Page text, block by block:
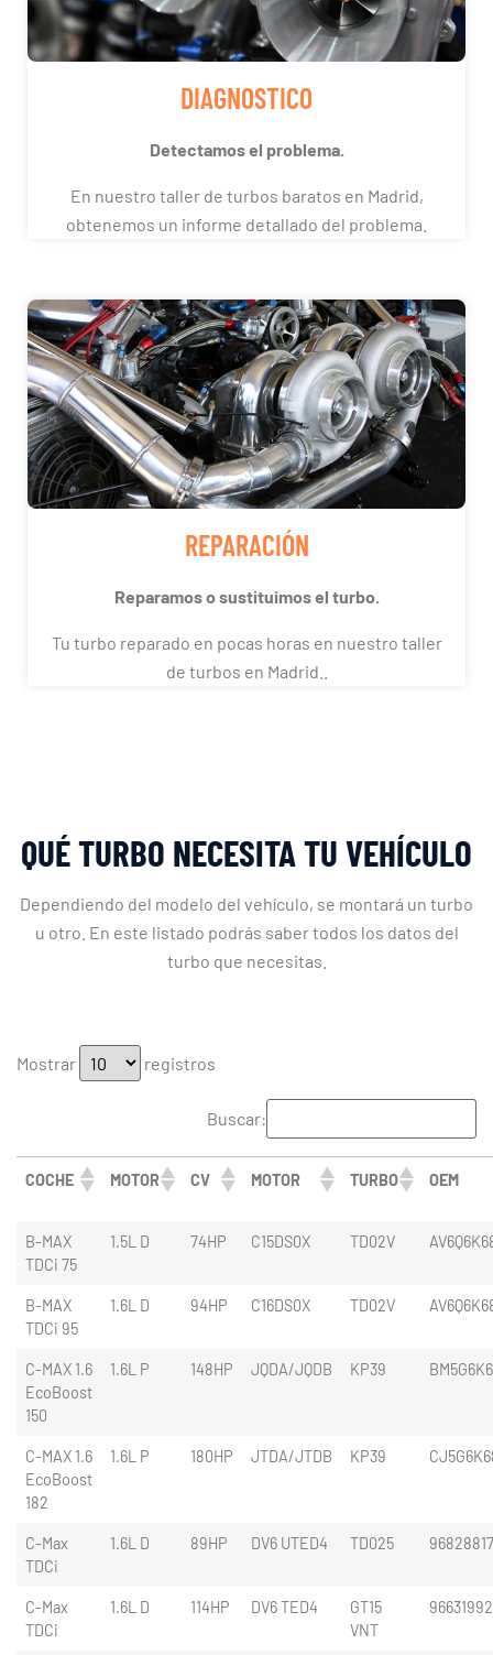
DIAGNOSTICO
Detectamos el problema.
En nuestro taller de turbos baratos en Madrid,
obtenemos un informe detallado del problema.
REPARACIÓN
Reparamos o sustituimos el turbo.
Tu turbo reparado en pocas horas en nuestro taller
de turbos en Madrid..
QUÉ TURBO NECESITA TU VEHÍCULO
Dependiendo del modelo del vehículo, se montará un turbo
u otro. En este listado podrás saber todos los datos del
turbo que necesitas.
Mostrar registros
Buscar:
COCHE MOTOR CV MOTOR TURBO OEM
B-MAX
TDCi 75
1.5L D 74HP C15DS0X TD02V
B-MAX
TDCi 95
1.6L D 94HP C16DS0X TD02V
C-MAX 1.6
EcoBoost
150
1.6L P 148HP JQDA/JQDB KP39
C-MAX 1.6
EcoBoost
182
1.6L P 180HP JTDA/JTDB KP39
C-Max
TDCi
1.6L D 89HP DV6 UTED4 TD025
C-Max
TDCi
1.6L D 114HP DV6 TED4
GT15
VNT